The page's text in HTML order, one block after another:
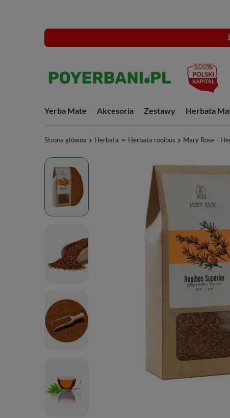
Yerba Mate Akcesoria Zestawy Herbata
Strona główna Herbata Herbata rooibos Mary Rose -